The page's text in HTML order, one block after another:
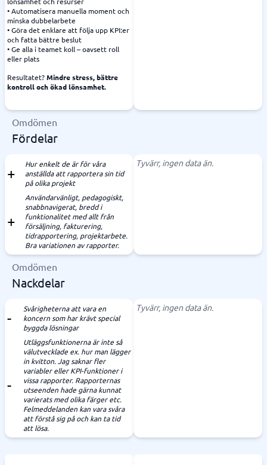
• Automatisera manuella moment och
minska dubbelarbete
• Göra det enklare att följa upp KPI:er
och fatta bättre beslut
• Ge alla i teamet koll – oavsett roll
eller plats
Resultatet?Mindre stress, bättre
kontroll och ökad lönsamhet.
Omdömen
Fördelar
Hur enkelt de är för våra
anställda att rapportera sin tid
på olika projekt
Användarvänligt, pedagogiskt,
snabbnavigerat, bredd i
funktionalitet med allt från
försäljning, fakturering,
tidrapportering, projektarbete.
Bra variationen av rapporter.
Tyvärr, ingen data än.
Omdömen
Nackdelar
Svårigheterna att vara en
koncern som har krävt special
byggda lösningar
Utläggsfunktionerna är inte så
välutvecklade ex. hur man lägger
in kvitton. Jag saknar fler
variabler eller KPI-funktioner i
vissa rapporter. Rapporternas
utseenden hade gärna kunnat
varierats med olika färger etc.
Felmeddelanden kan vara svåra
att förstå sig på och kan ta tid
att lösa.
Tyvärr, ingen data än.